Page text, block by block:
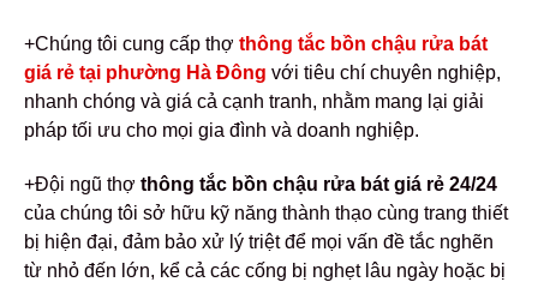
+Chúng tôi cung cấp thợ thông tắc bồn chậu rửa bát
giá rẻ tại phường Hà Đông với tiêu chí chuyên nghiệp,
nhanh chóng và giá cả cạnh tranh, nhằm mang lại giải
pháp tối ưu cho mọi gia đình và doanh nghiệp.
+Đội ngũ thợ thông tắc bồn chậu rửa bát giá rẻ 24/24
của chúng tôi sở hữu kỹ năng thành thạo cùng trang thiết
bị hiện đại, đảm bảo xử lý triệt để mọi vấn đề tắc nghẽn
từ nhỏ đến lớn, kể cả các cống bị nghẹt lâu ngày hoặc bị